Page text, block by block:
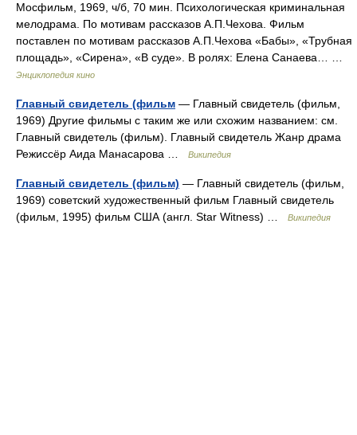
Мосфильм, 1969, ч/б, 70 мин. Психологическая криминальная
мелодрама. По мотивам рассказов А.П.Чехова. Фильм
поставлен по мотивам рассказов А.П.Чехова «Бабы», «Трубная
площадь», «Сирена», «В суде». В ролях: Елена Санаева… …
Энциклопедия кино
Главный свидетель (фильм — Главный свидетель (фильм,
1969) Другие фильмы с таким же или схожим названием: см.
Главный свидетель (фильм). Главный свидетель Жанр драма
Режиссёр Аида Манасарова …
Википедия
Главный свидетель (фильм) — Главный свидетель (фильм,
1969) советский художественный фильм Главный свидетель
(фильм, 1995) фильм США (англ. Star Witness) …
Википедия